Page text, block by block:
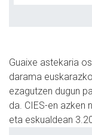
Guaixe astekaria
darama
ezagutzen dugun
da. CIES-en azken
eta eskualdean